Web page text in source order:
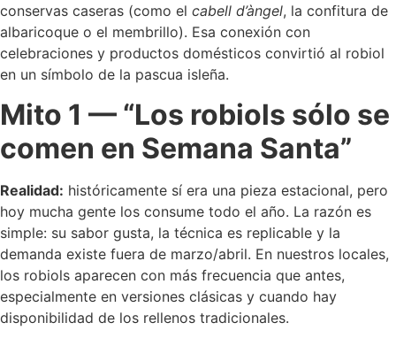
conservas caseras (como el cabell d’àngel, la confitura de
albaricoque o el membrillo). Esa conexión con
celebraciones y productos domésticos convirtió al robiol
en un símbolo de la pascua isleña.
Mito 1 — “Los robiols sólo se
comen en Semana Santa”
Realidad: históricamente sí era una pieza estacional, pero
hoy mucha gente los consume todo el año. La razón es
simple: su sabor gusta, la técnica es replicable y la
demanda existe fuera de marzo/abril. En nuestros locales,
los robiols aparecen con más frecuencia que antes,
especialmente en versiones clásicas y cuando hay
disponibilidad de los rellenos tradicionales.